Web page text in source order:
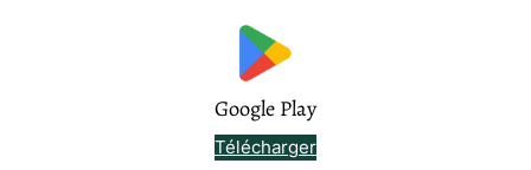
Google Play
Télécharger